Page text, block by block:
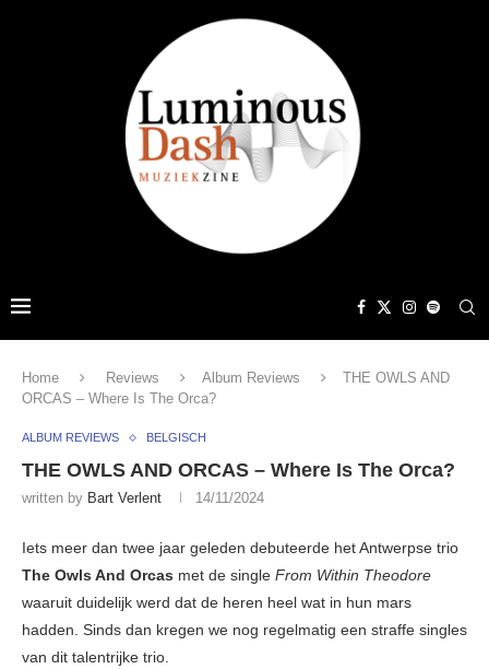
Home Reviews Album Reviews
THE OWLS AND
ORCAS – Where Is The Orca?
ALBUM REVIEWS BELGISCH
THE OWLS AND ORCAS – Where Is The Orca?
written by Bart Verlent 14/11/2024
Iets meer dan twee jaar geleden debuteerde het Antwerpse trio
The Owls And Orcas met de single From Within Theodore
waaruit duidelijk werd dat de heren heel wat in hun mars
hadden. Sinds dan kregen we nog regelmatig een straffe singles
van dit talentrijke trio.